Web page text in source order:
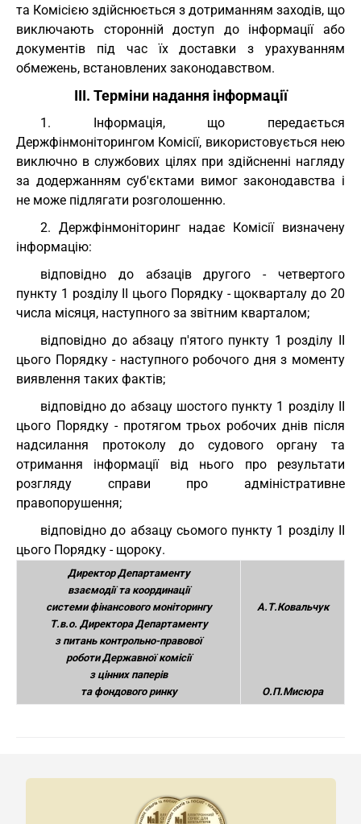
та Комісією здійснюється з дотриманням заходів, що
виключають сторонній доступ до інформації або
документів під час їх доставки з урахуванням
обмежень, встановлених законодавством.
III. Терміни надання інформації
1. Інформація, що передається
Держфінмоніторингом Комісії, використовується нею
виключно в службових цілях при здійсненні нагляду
за додержанням суб'єктами вимог законодавства і
не може підлягати розголошенню.
2. Держфінмоніторинг надає Комісії визначену
інформацію:
відповідно до абзаців другого - четвертого
пункту 1 розділу II цього Порядку - щокварталу до 20
числа місяця, наступного за звітним кварталом;
відповідно до абзацу п'ятого пункту 1 розділу II
цього Порядку - наступного робочого дня з моменту
виявлення таких фактів;
відповідно до абзацу шостого пункту 1 розділу II
цього Порядку - протягом трьох робочих днів після
надсилання протоколу до судового органу та
отримання інформації від нього про результати
розгляду справи про адміністративне
правопорушення;
відповідно до абзацу сьомого пункту 1 розділу II
цього Порядку - щороку.
Директор Департаменту
взаємодії та координації
системи фінансового моніторингу
Т.в.о. Директора Департаменту
з питань контрольно-правової
роботи Державної комісії
з цінних паперів
та фондового ринку
А.Т.Ковальчук
О.П.Мисюра